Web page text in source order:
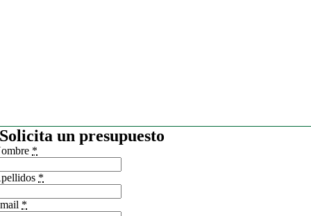
Solicita un presupuesto
*
*
*